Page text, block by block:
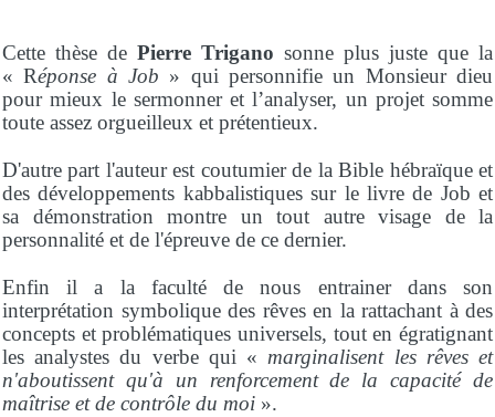
Cette thèse de Pierre Trigano sonne plus juste que la
« Réponse à Job » qui personnifie un Monsieur dieu
pour mieux le sermonner et l’analyser, un projet somme
toute assez orgueilleux et prétentieux.
D'autre part l'auteur est coutumier de la Bible hébraïque et
des développements kabbalistiques sur le livre de Job et
sa démonstration montre un tout autre visage de la
personnalité et de l'épreuve de ce dernier.
Enfin il a la faculté de nous entrainer dans son
interprétation symbolique des rêves en la rattachant à des
concepts et problématiques universels, tout en égratignant
les analystes du verbe qui «marginalisent les rêves et
n'aboutissent qu'à un renforcement de la capacité de
maîtrise et de contrôle du moi ».